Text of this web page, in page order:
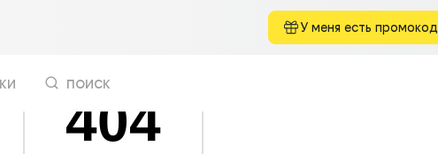
У меня есть промокод
поиск
404